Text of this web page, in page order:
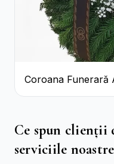
Coroana Funerară
Ce spun clienții
serviciile noastre